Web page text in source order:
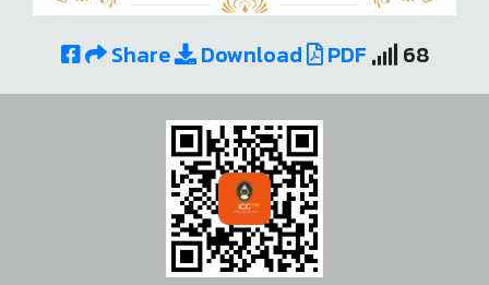
Share Download PDF 68